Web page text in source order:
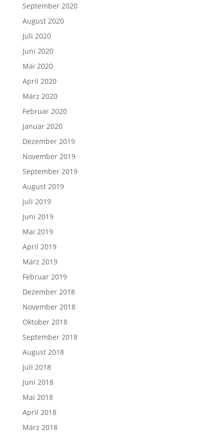
September 2020
August 2020
Juli 2020
Juni 2020
Mai 2020
April 2020
März 2020
Februar 2020
Januar 2020
Dezember 2019
November 2019
September 2019
August 2019
Juli 2019
Juni 2019
Mai 2019
April 2019
März 2019
Februar 2019
Dezember 2018
November 2018
Oktober 2018
September 2018
August 2018
Juli 2018
Juni 2018
Mai 2018
April 2018
März 2018